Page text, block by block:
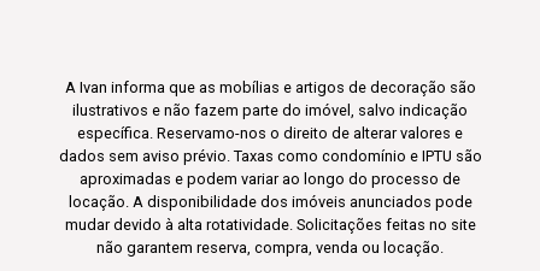
A Ivan informa que as mobílias e artigos de decoração são
ilustrativos e não fazem parte do imóvel, salvo indicação
específica. Reservamo-nos o direito de alterar valores e
dados sem aviso prévio. Taxas como condomínio e IPTU são
aproximadas e podem variar ao longo do processo de
locação. A disponibilidade dos imóveis anunciados pode
mudar devido à alta rotatividade. Solicitações feitas no site
não garantem reserva, compra, venda ou locação.